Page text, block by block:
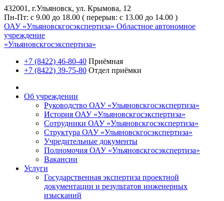
432001, г.Ульяновск, ул. Крымова, 12
Пн-Пт: с 9.00 до 18.00 ( перерыв: с 13.00 до 14.00 )
ОАУ «Ульяновскгосэкспертиза» Областное автономное
учреждение
«Ульяновскгосэкспертиза»
+7 (8422) 46-80-40 Приёмная
+7 (8422) 39-75-80 Отдел приёмки
Об учреждении
Руководство ОАУ «Ульяновскгосэкспертиза»
История ОАУ «Ульяновскгосэкспертиза»
Сотрудники ОАУ «Ульяновскгосэкспертиза»
Структура ОАУ «Ульяновскгосэкспертиза»
Учредительные документы
Полномочия ОАУ «Ульяновскгосэкспертиза»
Вакансии
Услуги
Государственная экспертиза проектной
документации и результатов инженерных
изысканий